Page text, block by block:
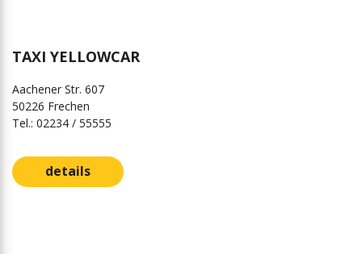
TAXI YELLOWCAR
Aachener Str. 607
50226 Frechen
Tel.: 02234 / 55555
details